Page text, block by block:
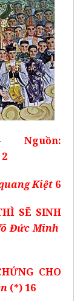
Nguồn:
Kiệt 6
SẼ SINH
Đức Minh
CHO
(*) 16